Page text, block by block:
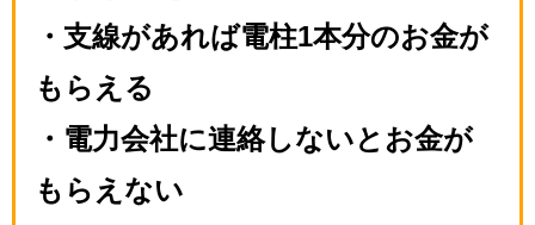
・支線があれば電柱1本分のお金が
もらえる
・電力会社に連絡しないとお金が
もらえない